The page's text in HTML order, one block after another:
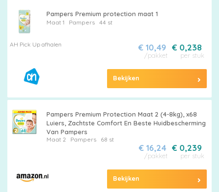
Pampers Premium protection maat 1
Maat 1 Pampers 44 st
AH Pick Up afhalen € 0,238
per stuk
€ 10,49
/pakket
Bekijken
Pampers Premium Protection Maat 2 (4-8kg), x68
Luiers, Zachtste Comfort En Beste Huidbescherming
Van Pampers
Maat 2 Pampers 68 st
€ 0,239
per stuk
€ 16,24
/pakket
Bekijken